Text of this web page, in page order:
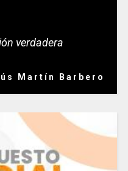
verdadera
Martín Barbero